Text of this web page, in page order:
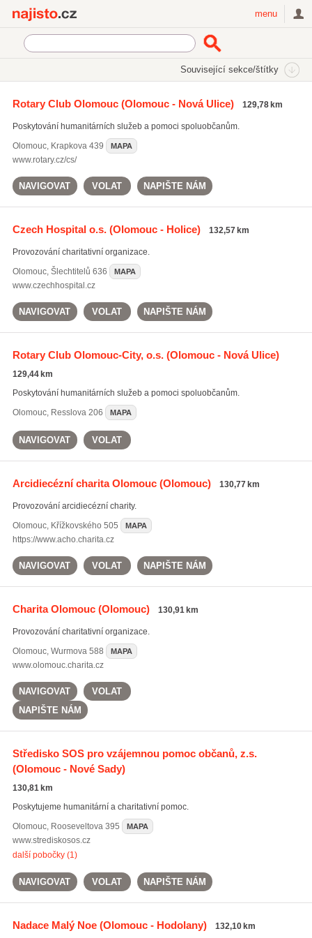
menu
Související sekce/štítky
Rotary Club Olomouc(Olomouc - Nová Ulice) 129,78 km
Poskytování humanitárních služeb a pomoci spoluobčanům.
Olomouc, Krapkova 439 MAPA
www.rotary.cz/cs/
NAVIGOVAT VOLAT NAPIŠTE NÁM
Czech Hospital o.s.(Olomouc - Holice) 132,57 km
Provozování charitativní organizace.
Olomouc, Šlechtitelů 636 MAPA
www.czechhospital.cz
NAVIGOVAT VOLAT NAPIŠTE NÁM
Rotary Club Olomouc-City, o.s.(Olomouc - Nová Ulice)
129,44 km
Poskytování humanitárních služeb a pomoci spoluobčanům.
Olomouc, Resslova 206 MAPA
NAVIGOVAT VOLAT
Arcidiecézní charita Olomouc(Olomouc) 130,77 km
Provozování arcidiecézní charity.
Olomouc, Křížkovského 505 MAPA
https://www.acho.charita.cz
NAVIGOVAT VOLAT NAPIŠTE NÁM
Charita Olomouc(Olomouc) 130,91 km
Provozování charitativní organizace.
Olomouc, Wurmova 588 MAPA
www.olomouc.charita.cz
NAVIGOVAT
VOLAT
NAPIŠTE NÁM
Středisko SOS pro vzájemnou pomoc občanů, z.s.
(Olomouc - Nové Sady)
130,81 km
Poskytujeme humanitární a charitativní pomoc.
Olomouc, Rooseveltova 395 MAPA
www.strediskosos.cz
další pobočky (1)
NAVIGOVAT VOLAT NAPIŠTE NÁM
Nadace Malý Noe(Olomouc - Hodolany) 132,10 km